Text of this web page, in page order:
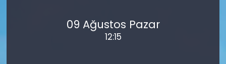
09 Ağustos Pazar
12:15